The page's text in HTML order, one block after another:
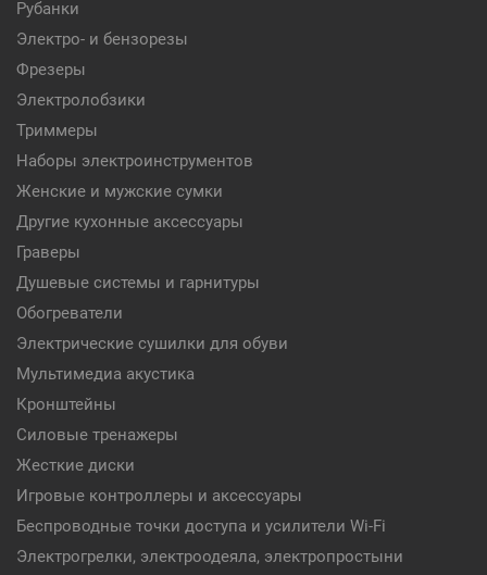
Рубанки
Электро- и бензорезы
Фрезеры
Электролобзики
Триммеры
Наборы электроинструментов
Женские и мужские сумки
Другие кухонные аксессуары
Граверы
Душевые системы и гарнитуры
Обогреватели
Электрические сушилки для обуви
Мультимедиа акустика
Кронштейны
Силовые тренажеры
Жесткие диски
Игровые контроллеры и аксессуары
Беспроводные точки доступа и усилители Wi-Fi
Электрогрелки, электроодеяла, электропростыни